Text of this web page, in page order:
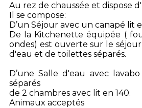
Au rez de chaussée et dispose
Il se compose:
D’un Séjour avec un canapé lit
De la Kitchenette équipée (
ondes) est ouverte sur le
d'eau et de toilettes séparés.
D’une Salle d'eau avec
séparés
de 2 chambres avec lit en 140.
Animaux acceptés